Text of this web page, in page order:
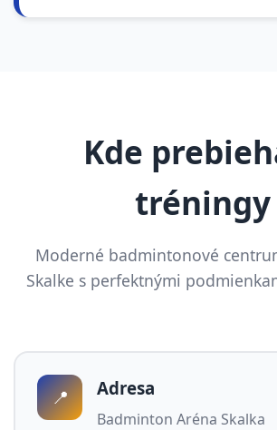
Kde
tréningy
Moderné badmintonové
Skalke s perfektnými
📍 Adresa
Badminton Aréna Skalka